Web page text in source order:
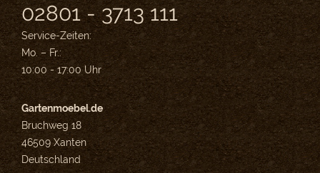
02801 - 3713 111
Service-Zeiten:
Mo. – Fr.:
10:00 - 17:00 Uhr
Gartenmoebel.de
Bruchweg 18
46509 Xanten
Deutschland